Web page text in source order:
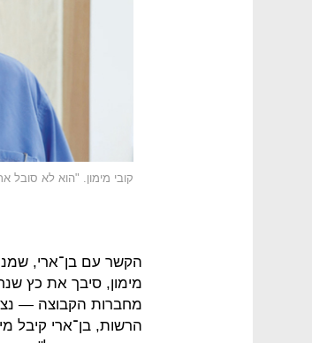
קובי מימון. "הוא לא סובל
הקשר עם בן־ארי,
מחברות הקבוצה —
הרשות, בן־ארי קיבל